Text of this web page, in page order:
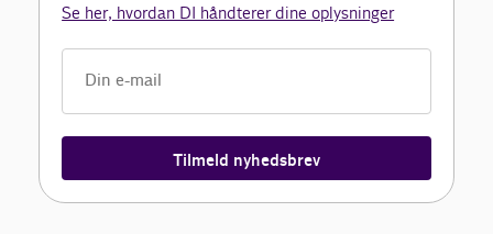
Se her, hvordan DI håndterer dine oplysninger
Tilmeld nyhedsbrev